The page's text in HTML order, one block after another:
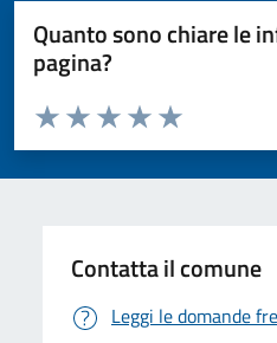
Quanto sono chiare le
pagina?
Valuta da 1 a 5 stelle la pagina
Valuta 5 stelle
Valuta 4 stelle su 5
Valuta 3 stelle su 5
Valuta 2 stelle su 5
Valuta 1 stelle su 5
Contatta il comune
Leggi le domande